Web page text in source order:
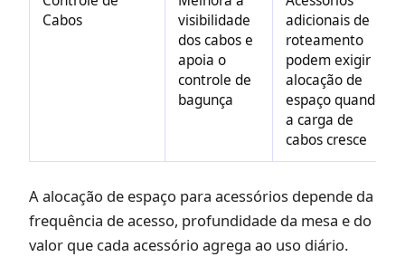
Cabos
visibilidade
dos cabos e
apoia o
controle de
bagunça
adicionais de
roteamento
podem exigir
alocação de
espaço quando
a carga de
cabos cresce
A alocação de espaço para acessórios depende da
frequência de acesso, profundidade da mesa e do
valor que cada acessório agrega ao uso diário.